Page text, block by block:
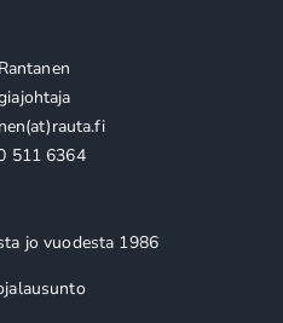
511 6364
jo vuodesta 1986